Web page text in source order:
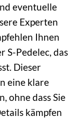
eventuelle
Experten
Ihnen
S-Pedelec, das
Dieser
eine klare
ohne dass Sie
kämpfen